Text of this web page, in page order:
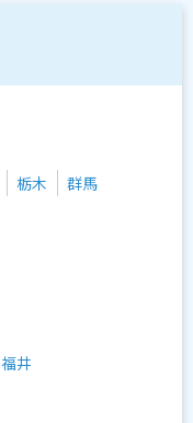
栃木 群馬
福井